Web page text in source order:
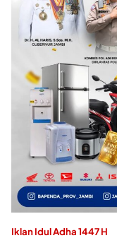
Iklan Idul Adha 1447 H